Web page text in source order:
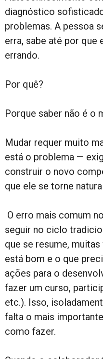
diagnóstico
problemas. A pessoa
erra, sabe até por que
errando.
Por quê?
Porque saber não é o
Mudar requer muito
está o problema —
construir o novo
que ele se torne
O erro mais comum
seguir no ciclo
que se resume,
está bom e o que
ações para o
fazer um curso,
etc.). Isso,
falta o mais
como fazer.